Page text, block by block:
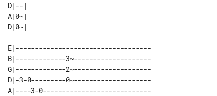
D|--|
A|0~|
E|-----------------------------------
B|-------------3~--------------------
G|-------------2~--------------------
D|-3-0---------0~--------------------
A|----3-0----------------------------